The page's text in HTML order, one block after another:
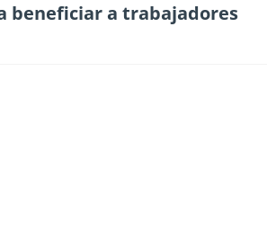
beneficiar a trabajadores